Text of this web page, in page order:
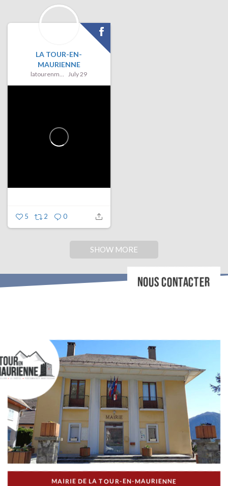
LA TOUR-EN-
MAURIENNE
latourenmaurienne July 29
5 2 0
SHOW MORE
NOUS CONTACTER
MAIRIE DE LA TOUR-EN-MAURIENNE